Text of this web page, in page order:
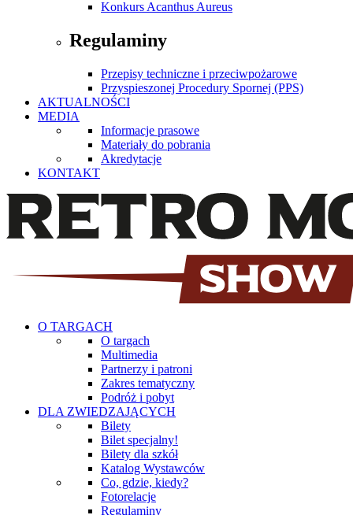
Konkurs Acanthus Aureus
Regulaminy
Przepisy techniczne i przeciwpożarowe
Przyspieszonej Procedury Spornej (PPS)
AKTUALNOŚCI
MEDIA
Informacje prasowe
Materiały do pobrania
Akredytacje
KONTAKT
O TARGACH
O targach
Multimedia
Partnerzy i patroni
Zakres tematyczny
Podróż i pobyt
DLA ZWIEDZAJĄCYCH
Bilety
Bilet specjalny!
Bilety dla szkół
Katalog Wystawców
Co, gdzie, kiedy?
Fotorelacje
Regulaminy